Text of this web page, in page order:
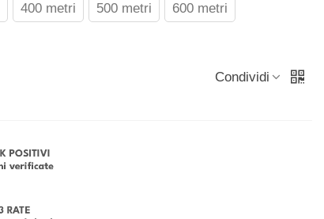
400 metri 500 metri 600 metri
Condividi